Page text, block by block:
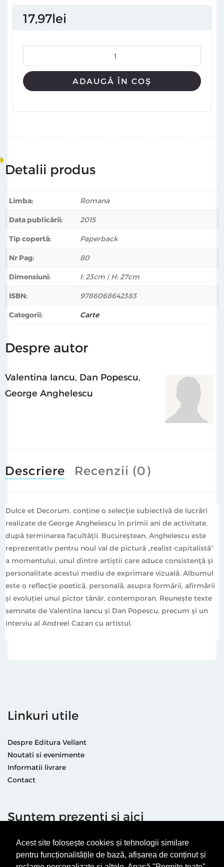
Acest site folosește cookies și tehnologii similare
pentru funcționalitățile de bază, afișarea de conținut și
poetică, personală, asupra formării, afirmării şi evoluţiei
unui pictor tânăr, contemporan. Reuneşte texte
17 97lei
ADAUGĂ ÎN COȘ
Detalii produs
Limba: Romana
Data publicării: 2015
Tip copertă: Paperback
Nr Pag: 80
Dimensiuni: l: 23cm | H: 27cm
ISBN: 9786068642383
Categorii: Carte
Despre autor
Valentina Iancu Dan Popescu
George Anghelescu
Descriere Recenzii (0)
Dulce et Decorum. conţine o selecţie subiectivă de lucrări
realizate de George Anghelescu în primii ani de activitate,
după terminarea facultăţii. Bucureştean, Anghelescu este
reprezentativ pentru noul val de pictură „realist-capitalistă“
a momentului, unul dintre artiştii care aduce consistenţă şi
personalitate acestui mediu de exprimare vizuală. Albumul
este o reflecţie poetică, personală, asupra formării, afirmării
şi evoluţiei unui pictor tânăr, contemporan. Reuneşte texte
semnate de Valentina Iancu şi Dan Popescu, precum şi un
interviu al Andreei Cazan cu artistul.
Linkuri utile
Despre Editura Vellant
Noutati si evenimente
Informatii livrare
Contact
Suntem prezenti și aici